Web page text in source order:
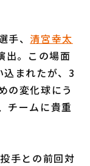
手、 清宮幸太
出。この場面
まれたが、3
の変化球にう
チームに貴重
手との前回対